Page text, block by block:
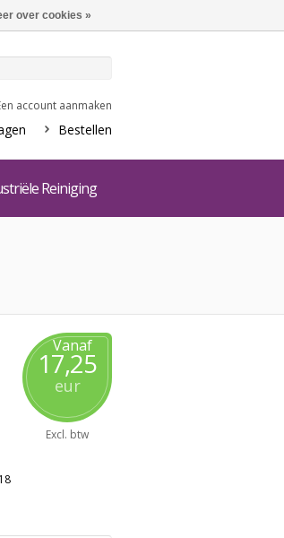
account aanmaken
Bestellen
Reiniging
Vanaf
17,25
eur
Excl. btw
over cookies »